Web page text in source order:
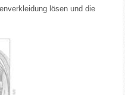
lösen und die